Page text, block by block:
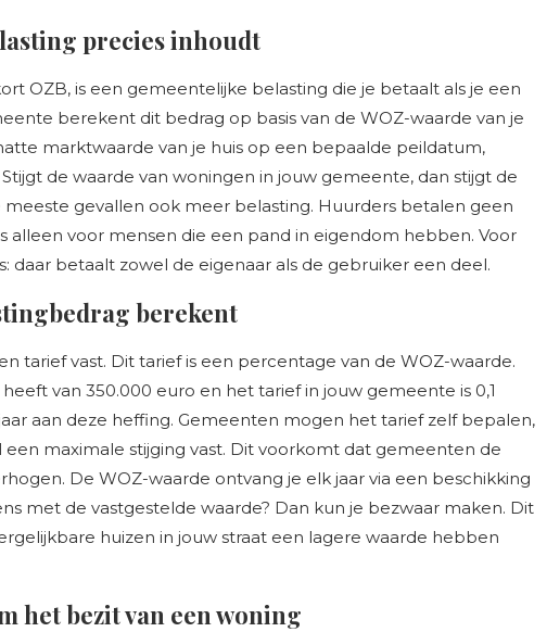
precies inhoudt
OZB, is een gemeentelijke belasting die je betaalt als je een
berekent dit bedrag op basis van de WOZ-waarde van je
marktwaarde van je huis op een bepaalde peildatum,
de waarde van woningen in jouw gemeente, dan stijgt de
gevallen ook meer belasting. Huurders betalen geen
alleen voor mensen die een pand in eigendom hebben. Voor
daar betaalt zowel de eigenaar als de gebruiker een deel.
berekent
tarief vast. Dit tarief is een percentage van de WOZ-waarde.
van 350.000 euro en het tarief in jouw gemeente is 0,1
aan deze heffing. Gemeenten mogen het tarief zelf bepalen,
maximale stijging vast. Dit voorkomt dat gemeenten de
De WOZ-waarde ontvang je elk jaar via een beschikking
met de vastgestelde waarde? Dan kun je bezwaar maken. Dit
huizen in jouw straat een lagere waarde hebben
het bezit van een woning